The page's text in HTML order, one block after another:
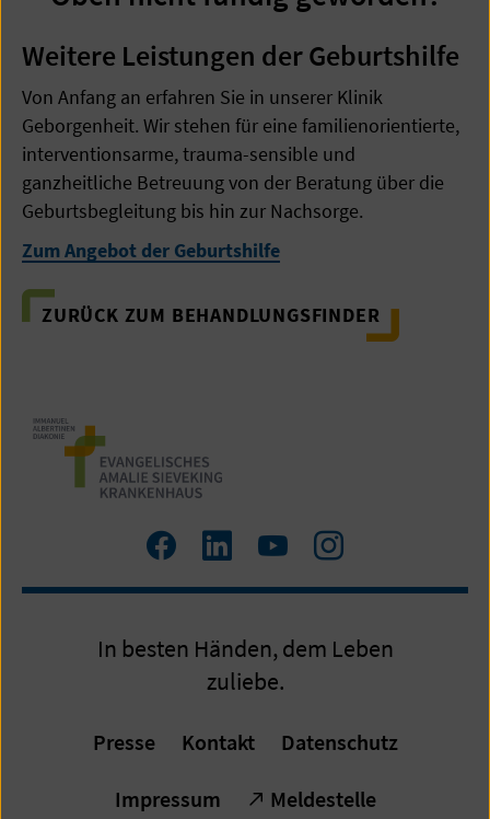
Weitere Leistungen der Geburtshilfe
Von Anfang an erfahren Sie in unserer Klinik
Geborgenheit. Wir stehen für eine familienorientierte,
interventionsarme, trauma-sensible und
ganzheitliche Betreuung von der Beratung über die
Geburtsbegleitung bis hin zur Nachsorge.
Zum Angebot der Geburtshilfe
ZURÜCK ZUM BEHANDLUNGSFINDER
Zum
Facebook
Zum
LinkedIn
Zum
YouTube
Zum
Instagram
In besten Händen, dem Leben
zuliebe.
Presse Kontakt Datenschutz
Impressum Meldestelle